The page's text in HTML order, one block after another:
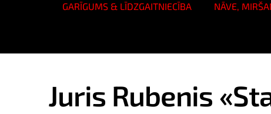
GARĪGUMS & LĪDZGAITNIECĪBA
NĀVE,
Juris Rubenis